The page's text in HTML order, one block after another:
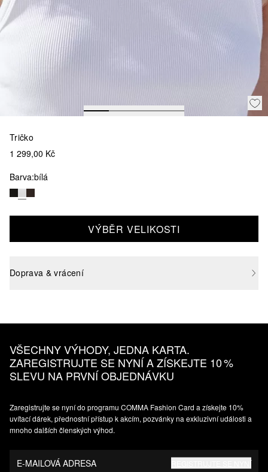
Tričko
1 299,00 Kč
Barva:bílá
VÝBĚR VELIKOSTI
Doprava & vrácení
VŠECHNY VÝHODY, JEDNA KARTA.
ZAREGISTRUJTE SE NYNÍ A ZÍSKEJTE 10 %
SLEVU NA PRVNÍ OBJEDNÁVKU
Zaregistrujte se nyní do programu COMMA Fashion Card a získejte 10%
uvítací dárek, přednostní přístup k akcím, pozvánky na exkluzivní události a
mnoho dalších členských výhod.
E-MAILOVÁ ADRESA